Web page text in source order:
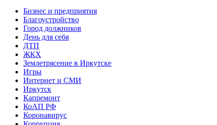
Бизнес и предприятия
Благоустройство
Город должников
День для себя
ДТП
ЖКХ
Землетрясение в Иркутске
Игры
Интернет и СМИ
Иркутск
Капремонт
КоАП РФ
Коронавирус